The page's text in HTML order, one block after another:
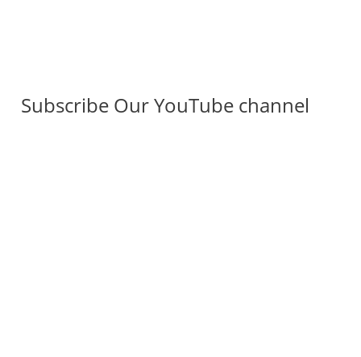
Subscribe Our YouTube channel